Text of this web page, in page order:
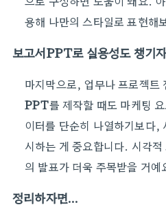
용해 나만의 스타일로 표현해
보고서PPT로 실용성도 챙기
마지막으로, 업무나 프로젝트
PPT를 제작할 때도 마케팅
이터를 단순히 나열하기보다,
시하는 게 중요합니다. 시각
의 발표가 더욱 주목받을 거예
정리하자면…